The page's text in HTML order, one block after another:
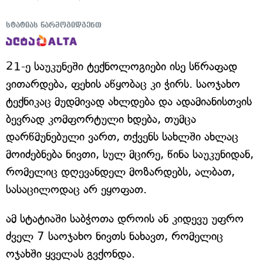
სტატიას წარმოგიდგენთ
21-ე საუკუნეში ტექნოლოგიები ისე სწრაფად
ვითარდება, ფეხის აწყობაც კი ჭირს. საოჯახო
ტექნიკაც მუდმივად ახლდება და ადამიანისთვის
ბევრად კომფორტული ხდება, თუმცა
დარწმუნებული ვართ, თქვენს სახლში ახლაც
მოიძებნება ნივთი, სულ მცირე, წინა საუკუნიდან,
რომელიც დღევანდელ მოზარდებს, ალბათ,
სასაცილოდაც არ ეყოფათ.
ამ სტატიაში საბჭოთა დროის ან კიდევუ უფრო
ძველ 7 საოჯახო ნივთს ნახავთ, რომელიც
ოჯახში ყველას გვქონდა.